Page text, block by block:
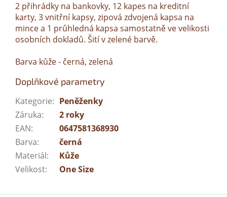
2 přihrádky na bankovky, 12 kapes na kreditní
karty, 3 vnitřní kapsy, zipová zdvojená kapsa na
mince a 1 průhledná kapsa samostatně ve velikosti
osobních dokladů. Šití v zelené barvě.
Barva kůže - černá, zelená
Doplňkové parametry
Kategorie: Peněženky
Záruka:
2 roky
EAN:
0647581368930
Barva:
černá
Materiál:
Kůže
Velikost: One Size